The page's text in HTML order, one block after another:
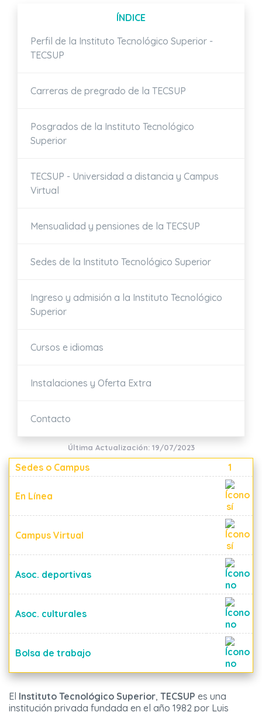
ÍNDICE
Perfil de la Instituto Tecnológico Superior -
TECSUP
Carreras de pregrado de la TECSUP
Posgrados de la Instituto Tecnológico
Superior
TECSUP - Universidad a distancia y Campus
Virtual
Mensualidad y pensiones de la TECSUP
Sedes de la Instituto Tecnológico Superior
Ingreso y admisión a la Instituto Tecnológico
Superior
Cursos e idiomas
Instalaciones y Oferta Extra
Contacto
Última Actualización: 19/07/2023
Sedes o Campus 1
En Línea
Campus Virtual
Asoc. deportivas
Asoc. culturales
Bolsa de trabajo
El Instituto Tecnológico Superior, TECSUP es una
institución privada fundada en el año 1982 por Luis